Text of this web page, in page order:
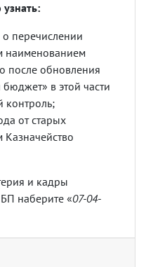
перечислении
наименованием
после обновления
в этой части
контроль;
от старых
и кадры
наберите «07-04-